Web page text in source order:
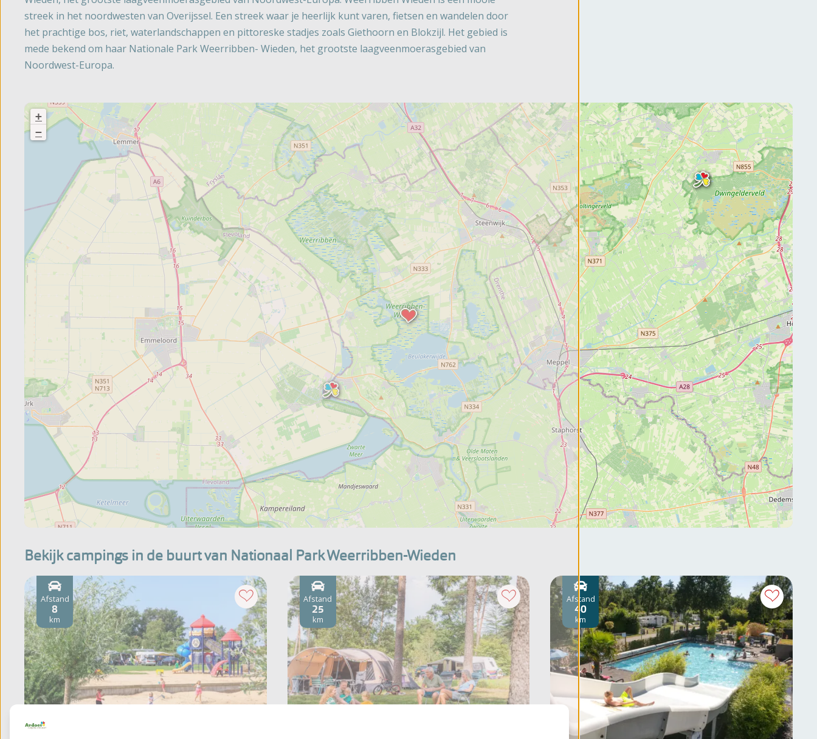
streek in het noordwesten van Overijssel. Een streek waar je heerlijk kunt varen, fietsen en wandelen door
het prachtige bos, riet, waterlandschappen en pittoreske stadjes zoals Giethoorn en Blokzijl. Het gebied is
mede bekend om haar Nationale Park Weerribben- Wieden, het grootste laagveenmoerasgebied van
Noordwest-Europa.
+
−
Bekijk campings in de buurt van Nationaal Park Weerribben-Wieden
Afstand
25
km
Afstand
8
km
Afstand
40
km